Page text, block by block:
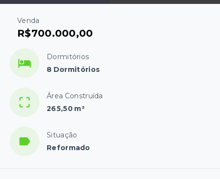
Venda
R$700.000,00
Dormitórios
8 Dormitórios
Área Construída
265,50 m²
Situação
Reformado